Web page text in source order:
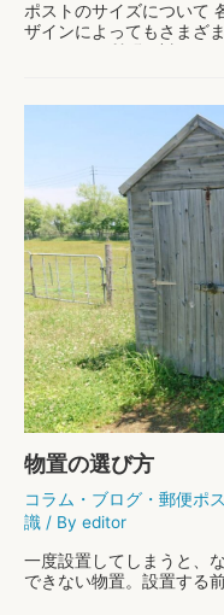
ポストのサイズについて
ザインによってもさまざ
郵
便
ポ
ス
ト
が
お
す
す
め
の
理
物置の選び方
コラム ・ ブログ ・ 郵便ポ
識 / By editor
一度設置してしまうと、
できない物置。設置する